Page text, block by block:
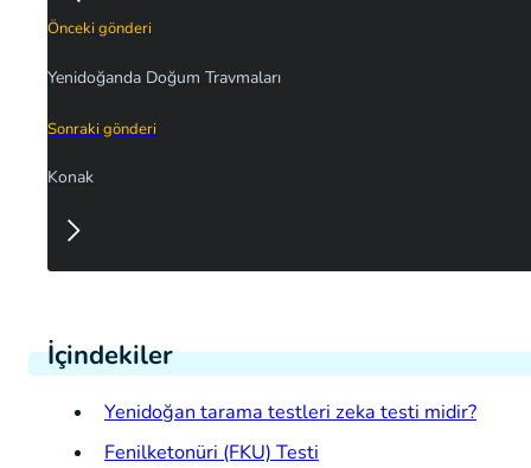
İçindekiler
Yenidoğan tarama testleri zeka testi midir?
Fenilketonüri (FKU) Testi
Önceki gönderi
Yenidoğanda Doğum Travmaları
Sonraki gönderi
Konak